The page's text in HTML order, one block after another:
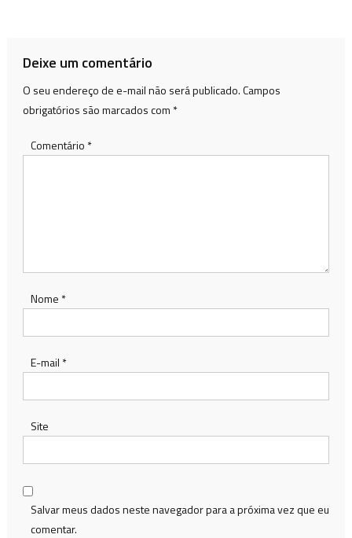
Deixe um comentário
O seu endereço de e-mail não será publicado.Campos
obrigatórios são marcados com *
Comentário *
Nome *
E-mail *
Site
Salvar meus dados neste navegador para a próxima vez que eu
comentar.